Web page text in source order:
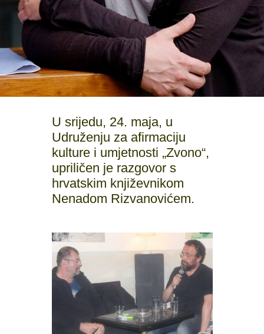
U srijedu, 24. maja, u
Udruženju za afirmaciju
kulture i umjetnosti „Zvono“,
upriličen je razgovor s
hrvatskim književnikom
Nenadom Rizvanovićem.